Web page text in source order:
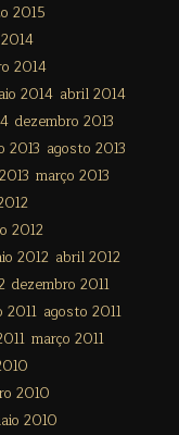
2015
2014
2014 abril 2014
dezembro 2013
2013 agosto 2013
março 2013
2012
2012 abril 2012
dezembro 2011
2011 agosto 2011
março 2011
2010
2010